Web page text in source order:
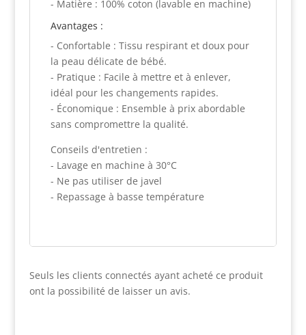
- Matière : 100% coton (lavable en machine)
Avantages :
- Confortable : Tissu respirant et doux pour
la peau délicate de bébé.
- Pratique : Facile à mettre et à enlever,
idéal pour les changements rapides.
- Économique : Ensemble à prix abordable
sans compromettre la qualité.
Conseils d'entretien :
- Lavage en machine à 30°C
- Ne pas utiliser de javel
- Repassage à basse température
Seuls les clients connectés ayant acheté ce produit
ont la possibilité de laisser un avis.